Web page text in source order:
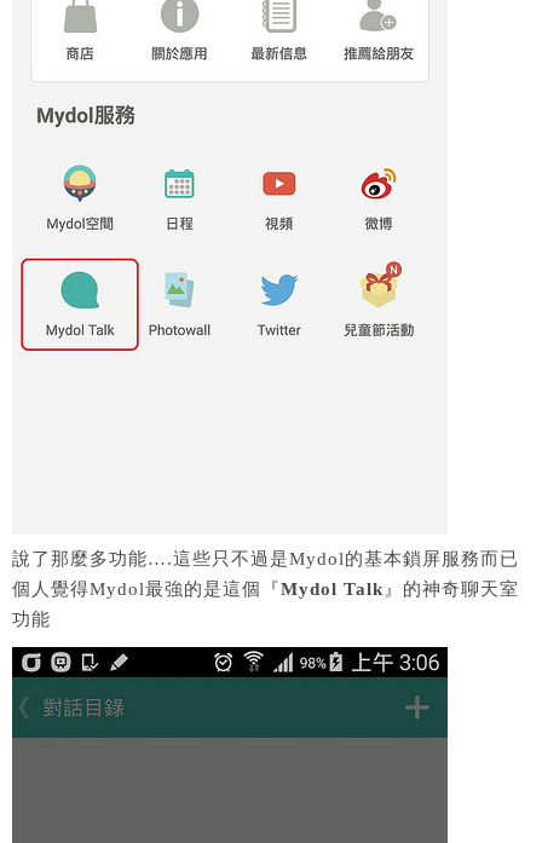
說了那麼多功能….這些只不過是Mydol的基本鎖屏服務而已
個人覺得Mydol最強的是這個『Mydol Talk 』的神奇聊天室
功能